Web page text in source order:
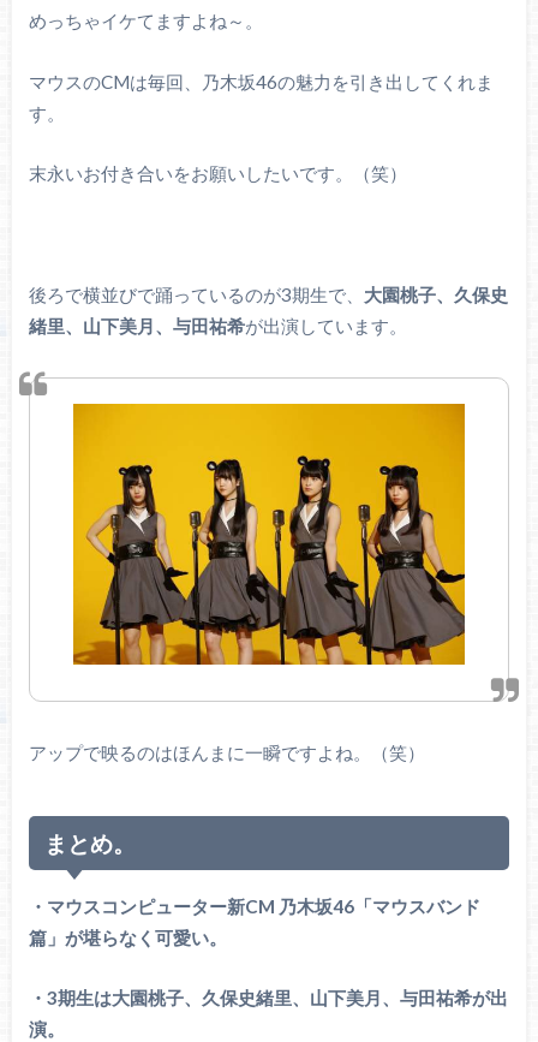
めっちゃイケてますよね～。
マウスのCMは毎回、乃木坂46の魅力を引き出してくれま
す。
末永いお付き合いをお願いしたいです。（笑）
後ろで横並びで踊っているのが3期生で、 大園桃子、久保史
緒里、山下美月、与田祐希が出演しています。
アップで映るのはほんまに一瞬ですよね。（笑）
まとめ。
・マウスコンピューター新CM 乃木坂46「マウスバンド
篇」が堪らなく可愛い。
・3期生は大園桃子、久保史緒里、山下美月、与田祐希が出
演。